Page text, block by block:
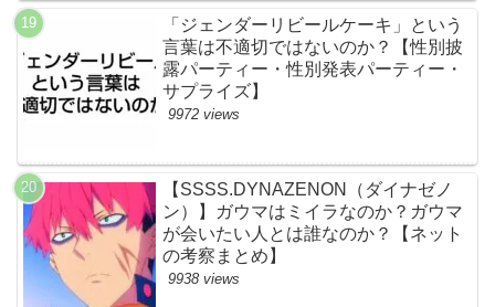
「ジェンダーリビールケーキ」という
言葉は不適切ではないのか？【性別披
露パーティー・性別発表パーティー・
サプライズ】
9972 views
【SSSS.DYNAZENON（ダイナゼノ
ン）】ガウマはミイラなのか？ガウマ
が会いたい人とは誰なのか？【ネット
の考察まとめ】
9938 views